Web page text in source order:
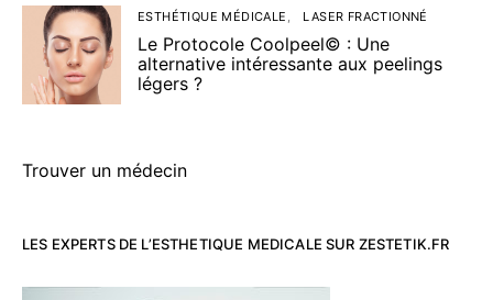
ESTHÉTIQUE MÉDICALE LASER FRACTIONNÉ
Le Protocole Coolpeel© : Une
alternative intéressante aux peelings
légers ?
Trouver un médecin
LES EXPERTS DE L’ESTHETIQUE MEDICALE SUR ZESTETIK.FR